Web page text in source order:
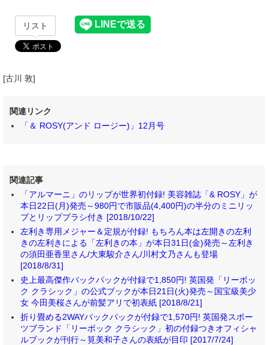
リスト
[古川 敦]
関連リンク
「＆ ROSY(アンド ロージー)」12月号
関連記事
「アルマーニ」のリップが世界初付録! 美容雑誌「& ROSY」が
本日22日(月)発売～980円で市販品(4,400円)の半分のミニリッ
プとリップブラシ付き [2018/10/22]
左利き専用メジャー＆定規が付録! もちろん本は左開きの左利
きの左利きによる「左利きの本」が本日31日(金)発売～左利き
の須田亜香里さん/大東駿介さん/川村文乃さんも登場
[2018/8/31]
史上最高傑作バックパックが付録で1,850円! 英国発「リーボッ
ク クラシック」の公式ブックが本日21日(火)発売～国宝級美少
女 今田美桜さんが前髪アリで初表紙 [2018/8/21]
折り畳める2WAYバックパックが付録で1,570円! 英国発スポー
ツブランド「リーボック クラシック」初の付録つきオフィシャ
ルブックが刊行～筧美和子さんの表紙が目印 [2017/7/24]